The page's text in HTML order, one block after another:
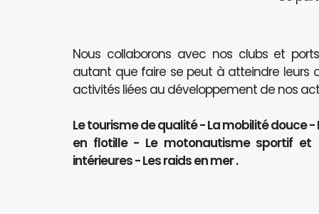
Nous collaborons avec nos clubs et
autant que faire se peut à atteindre leurs
activités liées au développement de nos
Le tourisme de qualité - La mobilité douce
en flotille - Le motonautisme sportif
intérieures - Les raids en mer .